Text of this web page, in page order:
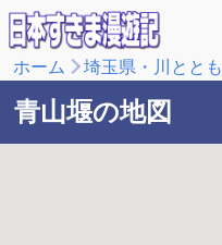
ホーム 埼玉県・川とと
青山堰の地図